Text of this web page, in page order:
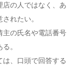
店の人ではなく、あ
れたい。
主の氏名や電話番号
。
は、口頭で回答する